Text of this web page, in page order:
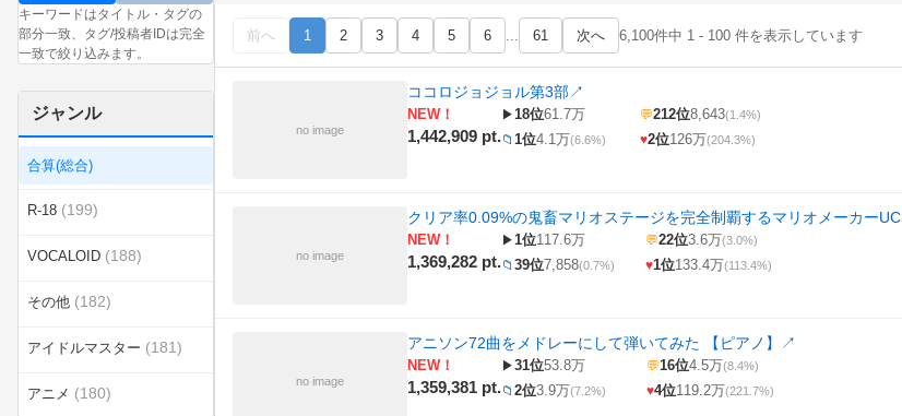
キーワードはタイトル・タグの
部分一致、タグ/投稿者IDは完全
一致で絞り込みます。
ジャンル
合算(総合)
R-18 (199)
VOCALOID (188)
その他 (182)
アイドルマスター (181)
アニメ (180)
前へ 1 2 3 4 5 6 ... 61 次へ 6,100件中 1 - 100 件を表示しています
no image
ココロジョジョル第3部↗
NEW！
1,442,909 pt.
▶18位61.7万 💬212位8,643(1.4%)
📁 1位4.1万(6.6%) ♥2位126万(204.3%)
no image
クリア率0.09%の鬼畜マリオステージを完全制覇するマリオメーカーUC
NEW！
1,369,282 pt.
▶1位117.6万 💬22位3.6万(3.0%)
📁 39位7,858(0.7%) ♥1位133.4万(113.4%)
no image
アニソン72曲をメドレーにして弾いてみた 【ピアノ】 ↗
NEW！
1,359,381 pt.
▶31位53.8万 💬16位4.5万(8.4%)
📁 2位3.9万(7.2%) ♥4位119.2万(221.7%)